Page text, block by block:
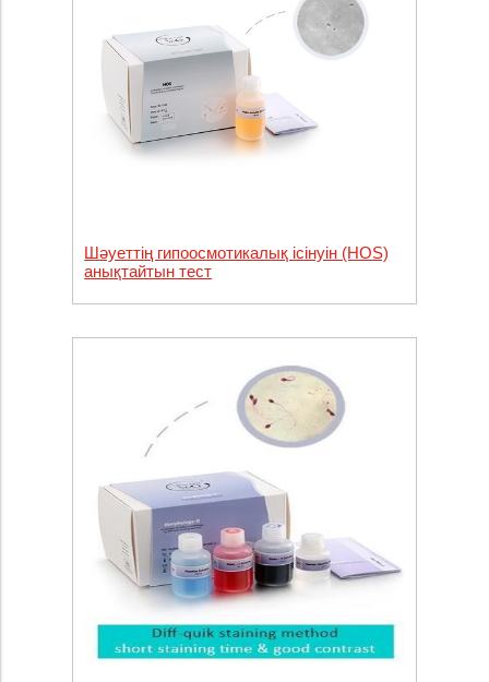
Шәуеттің гипоосмотикалық ісінуін (HOS)
анықтайтын тест